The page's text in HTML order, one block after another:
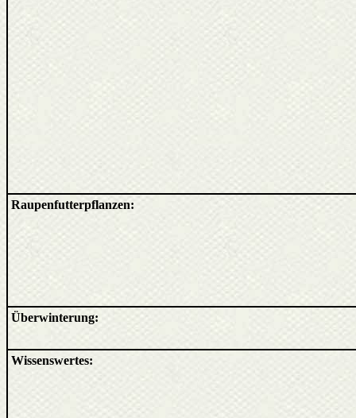
Raupenfutterpflanzen:
Überwinterung:
Wissenswertes: